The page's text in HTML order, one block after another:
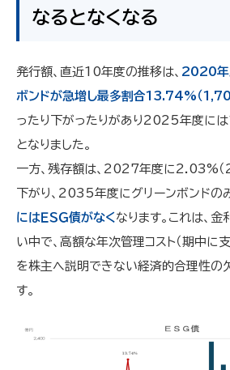
なるとなくなる
発行額、直近10年度の推移は、 2020年
ボンドが急増し最多割合13.74%（
ったり下がったりがあり2025年度に
となりました。
一方、残存額は、2027年度に2.03%（
下がり、2035年度にグリーンボンドのみ
にはＥＳＧ債がなく なります。これは、
い中で、高額な年次管理コスト（期中に
を株主へ説明できない経済的合理性の
す。